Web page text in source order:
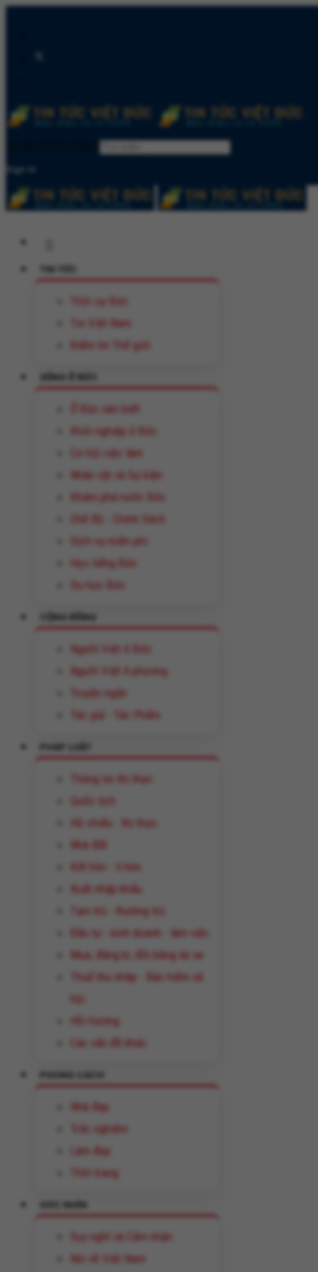
Sign In
TIN TỨC
Thời sự Đức
Tin Việt Nam
Điểm tin Thế giới
SỐNG Ở ĐỨC
Ở Đức nên biết
Khởi nghiệp ở Đức
Cơ hội việc làm
Nhân vật và Sự kiện
Khám phá nước Đức
Chế độ - Chính Sách
Dịch vụ miễn phí
Học tiếng Đức
Du học Đức
CỘNG ĐỒNG
Người Việt ở Đức
Người Việt 4 phương
Truyện ngắn
Tác giả - Tác Phẩm
Thông tin thị thực
Quốc tịch
Hộ chiếu - thị thực
Nhà đất
Kết hôn - li hôn
Xuất nhập khẩu
Tạm trú - thường trú
Đầu tư - kinh doanh - làm việc
Mua, đăng kí, đổi bằng lái xe
Thuế thu nhâp - Bảo hiểm xã
hội
Hồi hương
Các vấn đề khác
PHONG CÁCH
Nhà đẹp
Trắc nghiệm
Làm đẹp
Thời trang
GÓC NHÌN
Suy nghĩ và Cảm nhận
Nói về Việt Nam